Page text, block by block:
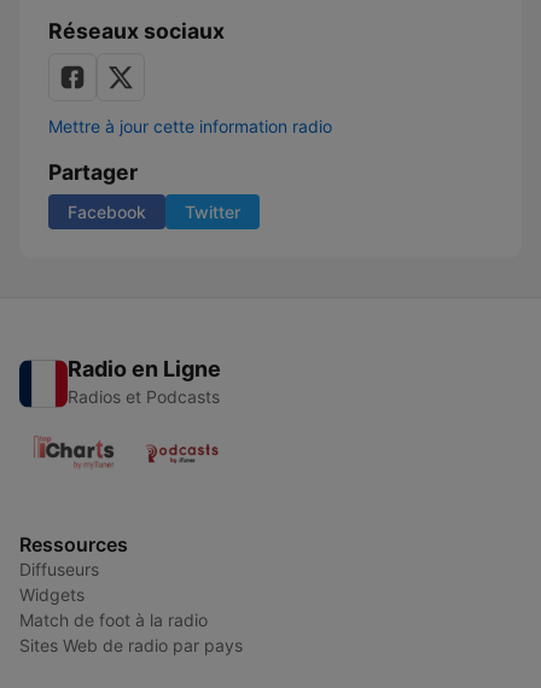
Réseaux sociaux
Mettre à jour cette information radio
Partager
Facebook Twitter
Radio en Ligne
Radios et Podcasts
Ressources
Diffuseurs
Widgets
Match de foot à la radio
Sites Web de radio par pays